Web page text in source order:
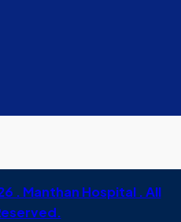
. Manthan Hospital . All